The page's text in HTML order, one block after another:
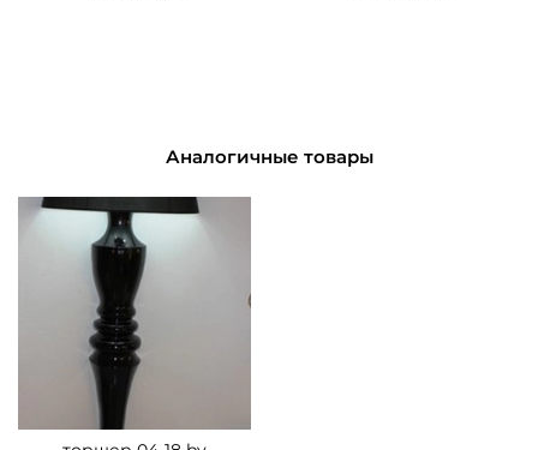
Аналогичные товары